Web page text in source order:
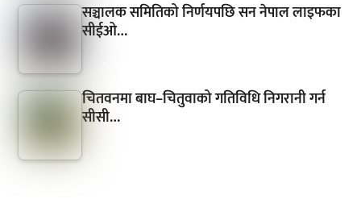
सञ्चालक समितिको निर्णयपछि सन नेपाल लाइफका
सीईओ…
चितवनमा बाघ–चितुवाको गतिविधि निगरानी गर्न
सीसी…